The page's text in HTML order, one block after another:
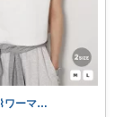
まあや⌇ワーママの暮らしとインテリア𓍯